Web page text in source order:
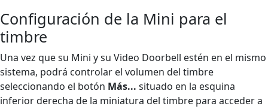
Configuración de la Mini para el
timbre
Una vez que su Mini y su Video Doorbell estén en el mismo
sistema, podrá controlar el volumen del timbre
seleccionando el botón Más... situado en la esquina
inferior derecha de la miniatura del timbre para acceder a